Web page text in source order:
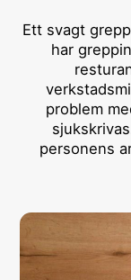
Ett svagt
har
problem
personens